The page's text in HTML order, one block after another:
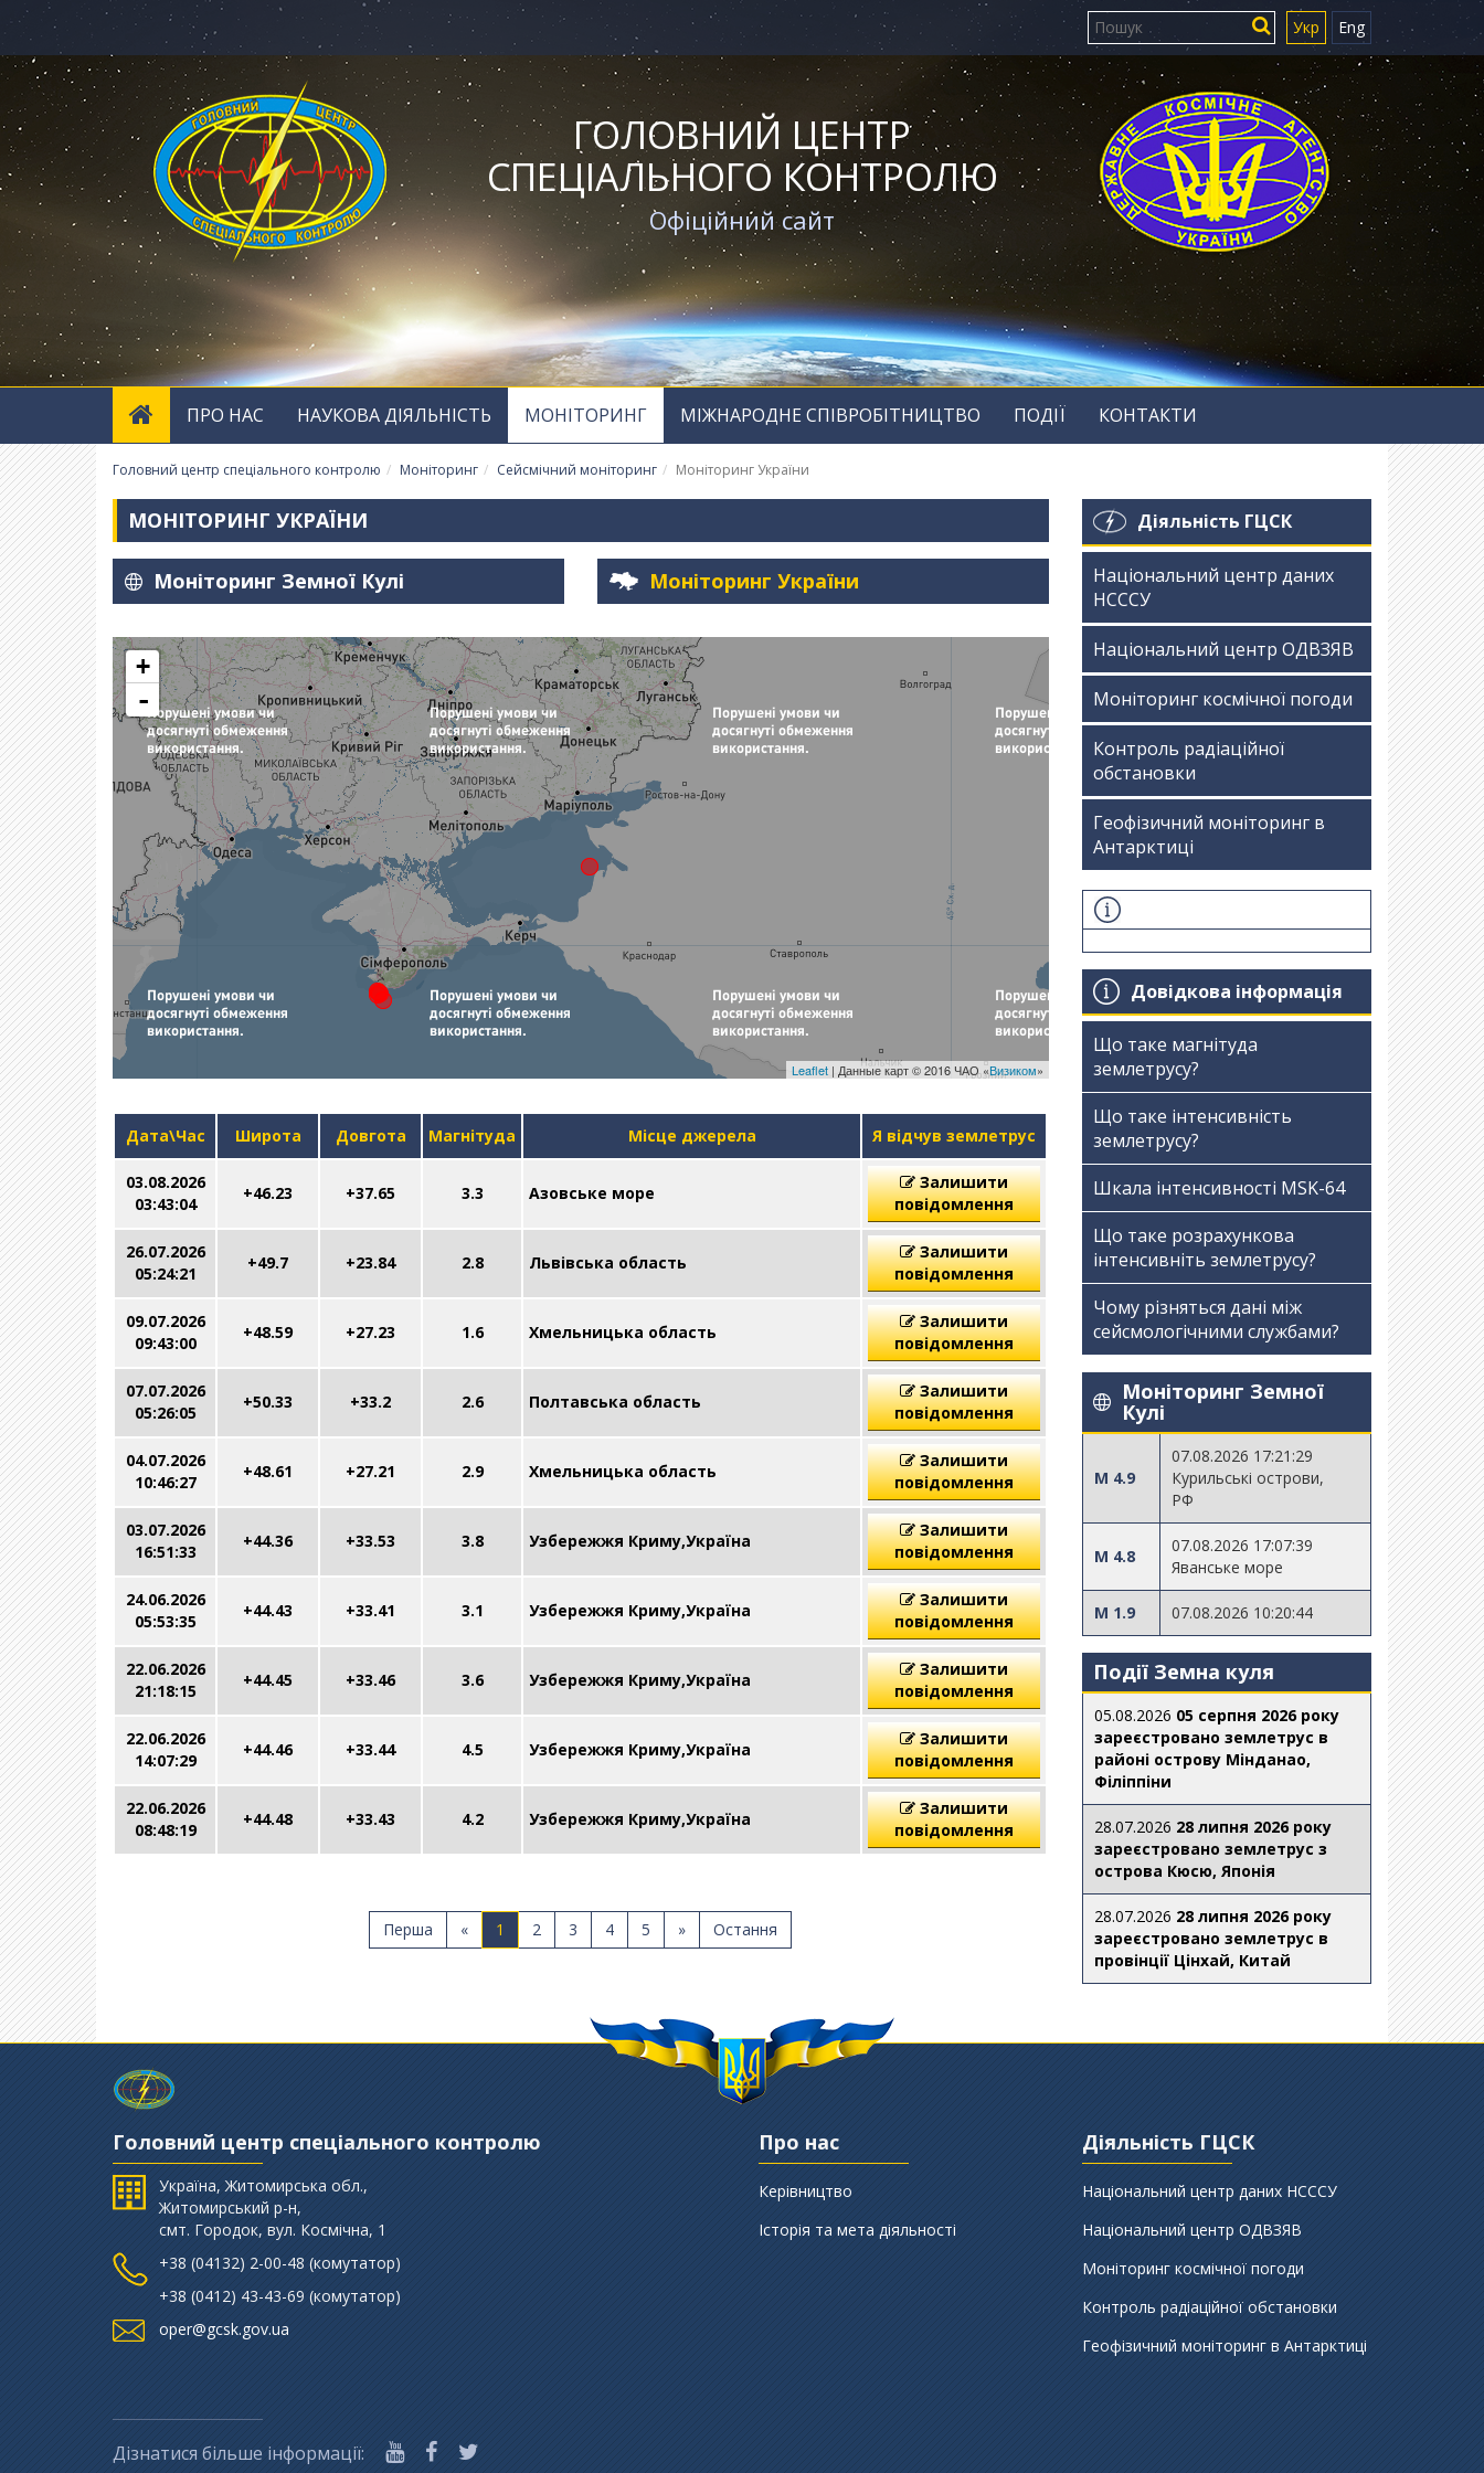
Укр Eng
ГОЛОВНИЙ ЦЕНТР
СПЕЦІАЛЬНОГО КОНТРОЛЮ
Офіційний сайт
ПРО НАС НАУКОВА ДІЯЛЬНІСТЬ МОНІТОРИНГ МІЖНАРОДНЕ СПІВРОБІТНИЦТВО ПОДІЇ КОНТАКТИ
Головний центр спеціального контролю Моніторинг Сейсмічний моніторинг Моніторинг України
МОНІТОРИНГ УКРАЇНИ
Моніторинг Земної Кулі Моніторинг України
+
-
Leaflet| Данные карт © 2016 ЧАО «Визиком»
Дата\Час Широта Довгота Магнітуда Місце джерела Я відчув землетрус
03.08.2026
03:43:04
+46.23 +37.65 3.3 Азовське море
Залишити
повідомлення
26.07.2026
05:24:21
+49.7 +23.84 2.8 Львівська область
Залишити
повідомлення
09.07.2026
09:43:00
+48.59 +27.23 1.6 Хмельницька область
Залишити
повідомлення
07.07.2026
05:26:05
+50.33 +33.2 2.6 Полтавська область
Залишити
повідомлення
04.07.2026
10:46:27
+48.61 +27.21 2.9 Хмельницька область
Залишити
повідомлення
03.07.2026
16:51:33
+44.36 +33.53 3.8 Узбережжя Криму,Україна
Залишити
повідомлення
24.06.2026
05:53:35
+44.43 +33.41 3.1 Узбережжя Криму,Україна
Залишити
повідомлення
22.06.2026
21:18:15
+44.45 +33.46 3.6 Узбережжя Криму,Україна
Залишити
повідомлення
22.06.2026
14:07:29
+44.46 +33.44 4.5 Узбережжя Криму,Україна
Залишити
повідомлення
22.06.2026
08:48:19
+44.48 +33.43 4.2 Узбережжя Криму,Україна
Залишити
повідомлення
Перша « 1 2 3 4 5 » Остання
Діяльність ГЦСК
Національний центр даних
НСССУ
Національний центр ОДВЗЯВ
Моніторинг космічної погоди
Контроль радіаційної
обстановки
Геофізичний моніторинг в
Антарктиці
Довідкова інформація
Що таке магнітуда
землетрусу?
Що таке інтенсивність
землетрусу?
Шкала інтенсивності МSK-64
Що таке розрахункова
інтенсивніть землетрусу?
Чому різняться дані між
сейсмологічними службами?
Моніторинг Земної
Кулі
M 4.9
07.08.2026 17:21:29
Курильські острови,
РФ
M 4.8
07.08.2026 17:07:39
Яванське море
M 1.9 07.08.2026 10:20:44
Події Земна куля
05.08.2026 05 серпня 2026 року
зареєстровано землетрус в
районі острову Мінданао,
Філіппіни
28.07.2026 28 липня 2026 року
зареєстровано землетрус з
острова Кюсю, Японія
28.07.2026 28 липня 2026 року
зареєстровано землетрус в
провінції Цінхай, Китай
Головний центр спеціального контролю
Україна, Житомирська обл.,
Житомирський р-н,
смт. Городок, вул. Космічна, 1
+38 (‎04132) 2-00-48 (комутатор)
+38 (0412) 43-43-69 (комутатор)
oper@gcsk.gov.ua
Про нас
Керівництво
Історія та мета діяльності
Діяльність ГЦСК
Національний центр даних НСССУ
Національний центр ОДВЗЯВ
Моніторинг космічної погоди
Контроль радіаційної обстановки
Геофізичний моніторинг в Антарктиці
Дізнатися більше інформації: